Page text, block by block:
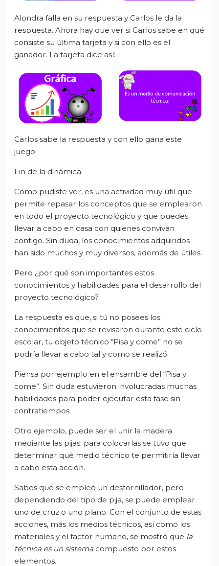
Alondra falla en su respuesta y Carlos le da la
respuesta. Ahora hay que ver si Carlos sabe en qué
consiste su última tarjeta y si con ello es el
ganador. La tarjeta dice así:
Carlos sabe la respuesta y con ello gana este
juego.
Fin de la dinámica.
Como pudiste ver, es una actividad muy útil que
permite repasar los conceptos que se emplearon
en todo el proyecto tecnológico y que puedes
llevar a cabo en casa con quienes convivan
contigo. Sin duda, los conocimientos adquiridos
han sido muchos y muy diversos, además de útiles.
Pero ¿por qué son importantes estos
conocimientos y habilidades para el desarrollo del
proyecto tecnológico?
La respuesta es que, si tú no posees los
conocimientos que se revisaron durante este ciclo
escolar, tu objeto técnico “Pisa y come” no se
podría llevar a cabo tal y como se realizó.
Piensa por ejemplo en el ensamble del “Pisa y
come”. Sin duda estuvieron involucradas muchas
habilidades para poder ejecutar esta fase sin
contratiempos.
Otro ejemplo, puede ser el unir la madera
mediante las pijas; para colocarlas se tuvo que
determinar qué medio técnico te permitiría llevar
a cabo esta acción.
Sabes que se empleó un destornillador, pero
dependiendo del tipo de pija, se puede emplear
uno de cruz o uno plano. Con el conjunto de estas
acciones, más los medios técnicos, así como los
materiales y el factor humano, se mostró que la
técnica es un sistema compuesto por estos
elementos.